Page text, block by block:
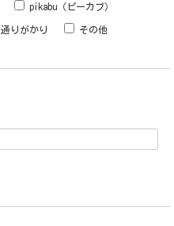
pikabu（ピーカブ）
通りがかり その他